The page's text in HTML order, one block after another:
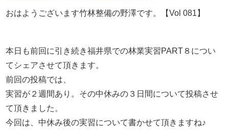
おはようございます竹林整備の野澤です。【Vol 081】
本日も前回に引き続き福井県での林業実習PART８につい
てシェアさせて頂きます。
前回の投稿では、
実習が２週間あり。その中休みの３日間について投稿させ
て頂きました。
今回は、中休み後の実習について書かせて頂きますね♪